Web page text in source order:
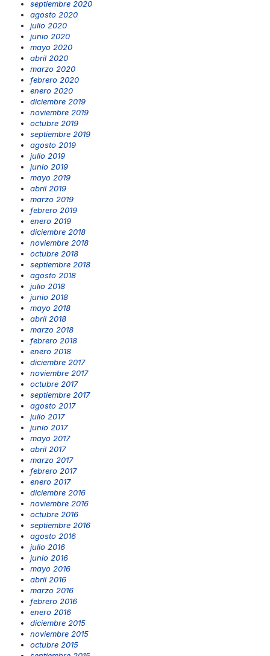
septiembre 2020
agosto 2020
julio 2020
junio 2020
mayo 2020
abril 2020
marzo 2020
febrero 2020
enero 2020
diciembre 2019
noviembre 2019
octubre 2019
septiembre 2019
agosto 2019
julio 2019
junio 2019
mayo 2019
abril 2019
marzo 2019
febrero 2019
enero 2019
diciembre 2018
noviembre 2018
octubre 2018
septiembre 2018
agosto 2018
julio 2018
junio 2018
mayo 2018
abril 2018
marzo 2018
febrero 2018
enero 2018
diciembre 2017
noviembre 2017
octubre 2017
septiembre 2017
agosto 2017
julio 2017
junio 2017
mayo 2017
abril 2017
marzo 2017
febrero 2017
enero 2017
diciembre 2016
noviembre 2016
octubre 2016
septiembre 2016
agosto 2016
julio 2016
junio 2016
mayo 2016
abril 2016
marzo 2016
febrero 2016
enero 2016
diciembre 2015
noviembre 2015
octubre 2015